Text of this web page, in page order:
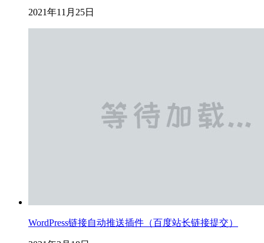
2021年11月25日
WordPress链接自动推送插件（百度站长链接提交）